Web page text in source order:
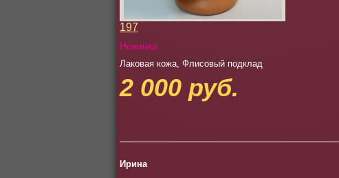
197
Новинка
Лаковая кожа, Флисовый подклад
2 000 руб.
Ирина